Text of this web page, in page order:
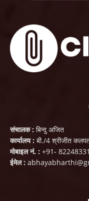
संचालक : बिन्दु अजित
कार्यालय : बी./4 श्रीजीत
मोबाइल नं. : +91-
ईमेल :